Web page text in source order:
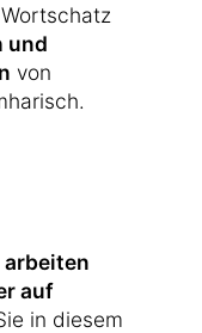
und
von
auf
in diesem